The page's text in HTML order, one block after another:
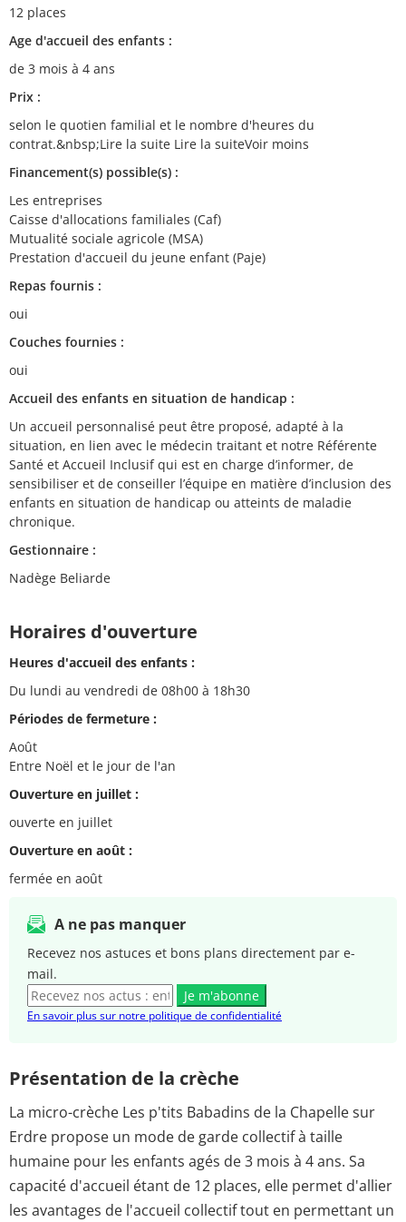
12 places
Age d'accueil des enfants :
de 3 mois à 4 ans
Prix :
selon le quotien familial et le nombre d'heures du
contrat.&nbsp;Lire la suite Lire la suiteVoir moins
Financement(s) possible(s) :
Les entreprises
Caisse d'allocations familiales (Caf)
Mutualité sociale agricole (MSA)
Prestation d'accueil du jeune enfant (Paje)
Repas fournis :
oui
Couches fournies :
oui
Accueil des enfants en situation de handicap :
Un accueil personnalisé peut être proposé, adapté à la
situation, en lien avec le médecin traitant et notre Référente
Santé et Accueil Inclusif qui est en charge d’informer, de
sensibiliser et de conseiller l’équipe en matière d’inclusion des
enfants en situation de handicap ou atteints de maladie
chronique.
Gestionnaire :
Nadège Beliarde
Horaires d'ouverture
Heures d'accueil des enfants :
Du lundi au vendredi de 08h00 à 18h30
Périodes de fermeture :
Août
Entre Noël et le jour de l'an
Ouverture en juillet :
ouverte en juillet
Ouverture en août :
fermée en août
A ne pas manquer
Recevez nos astuces et bons plans directement par e-
mail.
Je m'abonne
En savoir plus sur notre politique de confidentialité
Présentation de la crèche
La micro-crèche Les p'tits Babadins de la Chapelle sur
Erdre propose un mode de garde collectif à taille
humaine pour les enfants agés de 3 mois à 4 ans. Sa
capacité d'accueil étant de 12 places, elle permet d'allier
les avantages de l'accueil collectif tout en permettant un